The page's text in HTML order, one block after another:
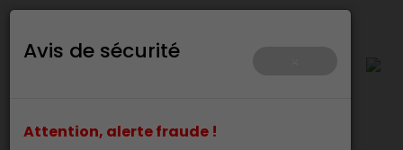
Avis de sécurité
Attention, alerte fraude !